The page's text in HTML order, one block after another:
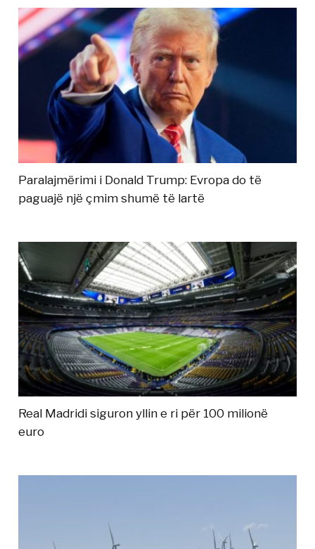
Paralajmërimi i Donald Trump: Evropa do të
paguajë një çmim shumë të lartë
Real Madridi siguron yllin e ri për 100 milionë
euro